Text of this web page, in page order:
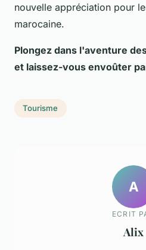
nouvelle appréciation pour
marocaine.
Plongez dans l'aventure
et laissez-vous envoûter
Tourisme
A
ECRIT
Alix